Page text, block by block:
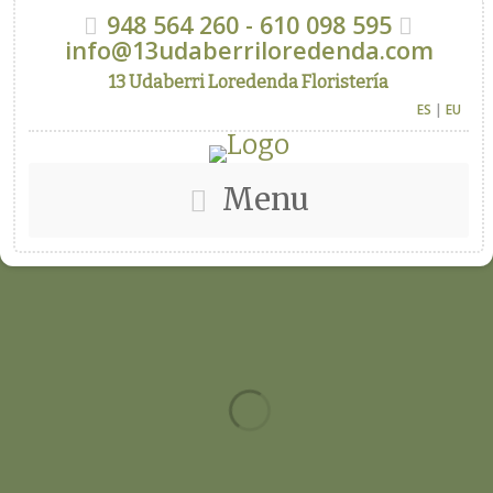
948 564 260 - 610 098 595
info@13udaberriloredenda.com
13 Udaberri Loredenda Floristería
ES | EU
Menu